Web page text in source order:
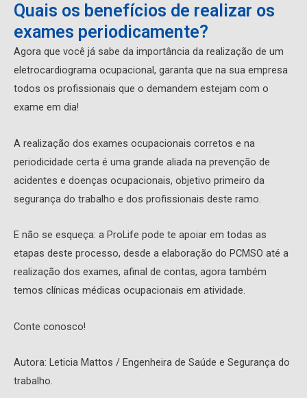
Quais os benefícios de realizar os
exames periodicamente?
Agora que você já sabe da importância da realização de um
eletrocardiograma ocupacional, garanta que na sua empresa
todos os profissionais que o demandem estejam com o
exame em dia!
A realização dos exames ocupacionais corretos e na
periodicidade certa é uma grande aliada na prevenção de
acidentes e doenças ocupacionais, objetivo primeiro da
segurança do trabalho e dos profissionais deste ramo.
E não se esqueça: a ProLife pode te apoiar em todas as
etapas deste processo, desde a elaboração do PCMSO até a
realização dos exames, afinal de contas, agora também
temos clínicas médicas ocupacionais em atividade.
Conte conosco!
Autora: Leticia Mattos / Engenheira de Saúde e Segurança do
trabalho.